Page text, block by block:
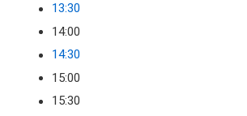
13:30
14:00
14:30
15:00
15:30